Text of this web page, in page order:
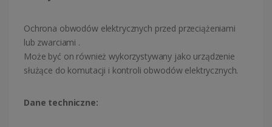
Ochrona obwodów elektrycznych przed przeciążeniami
lub zwarciami .
Może być on również wykorzystywany jako urządzenie
służące do komutacji i kontroli obwodów elektrycznych.
Dane techniczne: